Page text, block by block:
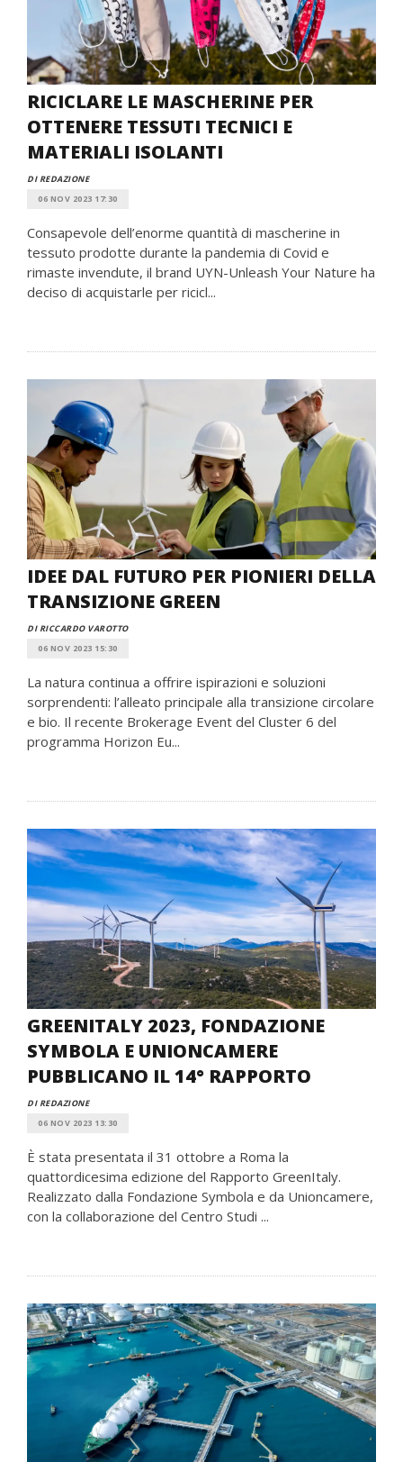
RICICLARE LE MASCHERINE PER
OTTENERE TESSUTI TECNICI E
MATERIALI ISOLANTI
DI REDAZIONE
06 NOV 2023 17:30
Consapevole dell’enorme quantità di mascherine in
tessuto prodotte durante la pandemia di Covid e
rimaste invendute, il brand UYN-Unleash Your Nature ha
deciso di acquistarle per ricicl...
IDEE DAL FUTURO PER PIONIERI DELLA
TRANSIZIONE GREEN
DI RICCARDO VAROTTO
06 NOV 2023 15:30
La natura continua a offrire ispirazioni e soluzioni
sorprendenti: l’alleato principale alla transizione circolare
e bio. Il recente Brokerage Event del Cluster 6 del
programma Horizon Eu...
GREENITALY 2023, FONDAZIONE
SYMBOLA E UNIONCAMERE
PUBBLICANO IL 14° RAPPORTO
DI REDAZIONE
06 NOV 2023 13:30
È stata presentata il 31 ottobre a Roma la
quattordicesima edizione del Rapporto GreenItaly.
Realizzato dalla Fondazione Symbola e da Unioncamere,
con la collaborazione del Centro Studi ...